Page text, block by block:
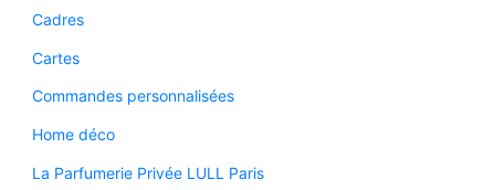
Cadres
Cartes
Commandes personnalisées
Home déco
La Parfumerie Privée LULL Paris